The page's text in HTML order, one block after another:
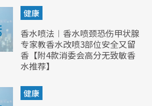
健康
香水喷法︱香水喷颈恐伤甲状腺
专家教香水改喷3部位安全又留
香【附4款消委会高分无致敏香
水推荐】
健康